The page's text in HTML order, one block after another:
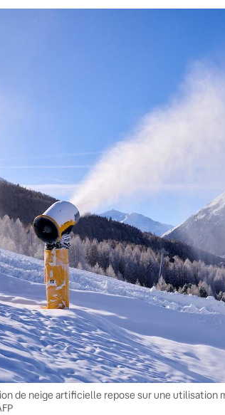
de neige artificielle repose sur une utilisation